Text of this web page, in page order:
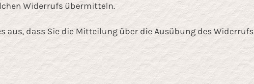
Widerrufs übermitteln.
aus, dass Sie die Mitteilung über die Ausübung des